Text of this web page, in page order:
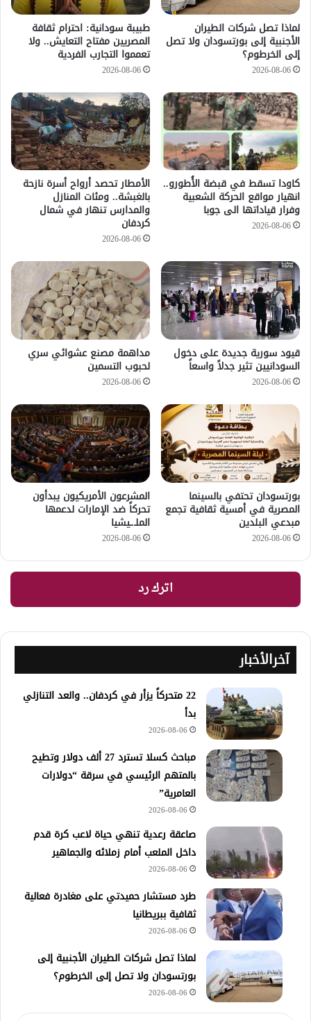
لماذا تصل شركات الطيران
الأجنبية إلى بورتسودان ولا تصل
إلى الخرطوم؟
2026-08-06
طبيبة سودانية: احترام ثقافة
المصريين مفتاح التعايش.. ولا
تعمموا التجارب الفردية
2026-08-06
كاودا تسقط في قبضة الأُطورو..
انهيار مواقع الحركة الشعبية
وفرار قياداتها الى جوبا
2026-08-06
الأمطار تحصد أرواح أسرة نازحة
بالغبشة.. ومئات المنازل
والمدارس تنهار في شمال
كردفان
2026-08-06
قيود سورية جديدة على دخول
السودانيين تثير جدلاً واسعاً
2026-08-06
مداهمة مصنع عشوائي سري
لحبوب التسمين
2026-08-06
بورتسودان تحتفي بالسينما
المصرية في أمسية ثقافية تجمع
مبدعي البلدين
2026-08-06
المشرعون الأمريكيون يبدأون
تحركاً ضد الإمارات لدعمها
الملـ.ـيشيا
2026-08-06
اترك رد
آخرالأخبار
22 متحركاً يزأر في كردفان.. والعد التنازلي
بدأ
2026-08-06
مباحث كسلا تسترد 27 ألف دولار وتطيح
بالمتهم الرئيسي في سرقة “دولارات
العامرية”
2026-08-06
صاعقة رعدية تنهي حياة لاعب كرة قدم
داخل الملعب أمام زملائه والجماهير
2026-08-06
طرد مستشار حميدتي على مغادرة فعالية
ثقافية ببريطانيا
2026-08-06
لماذا تصل شركات الطيران الأجنبية إلى
بورتسودان ولا تصل إلى الخرطوم؟
2026-08-06